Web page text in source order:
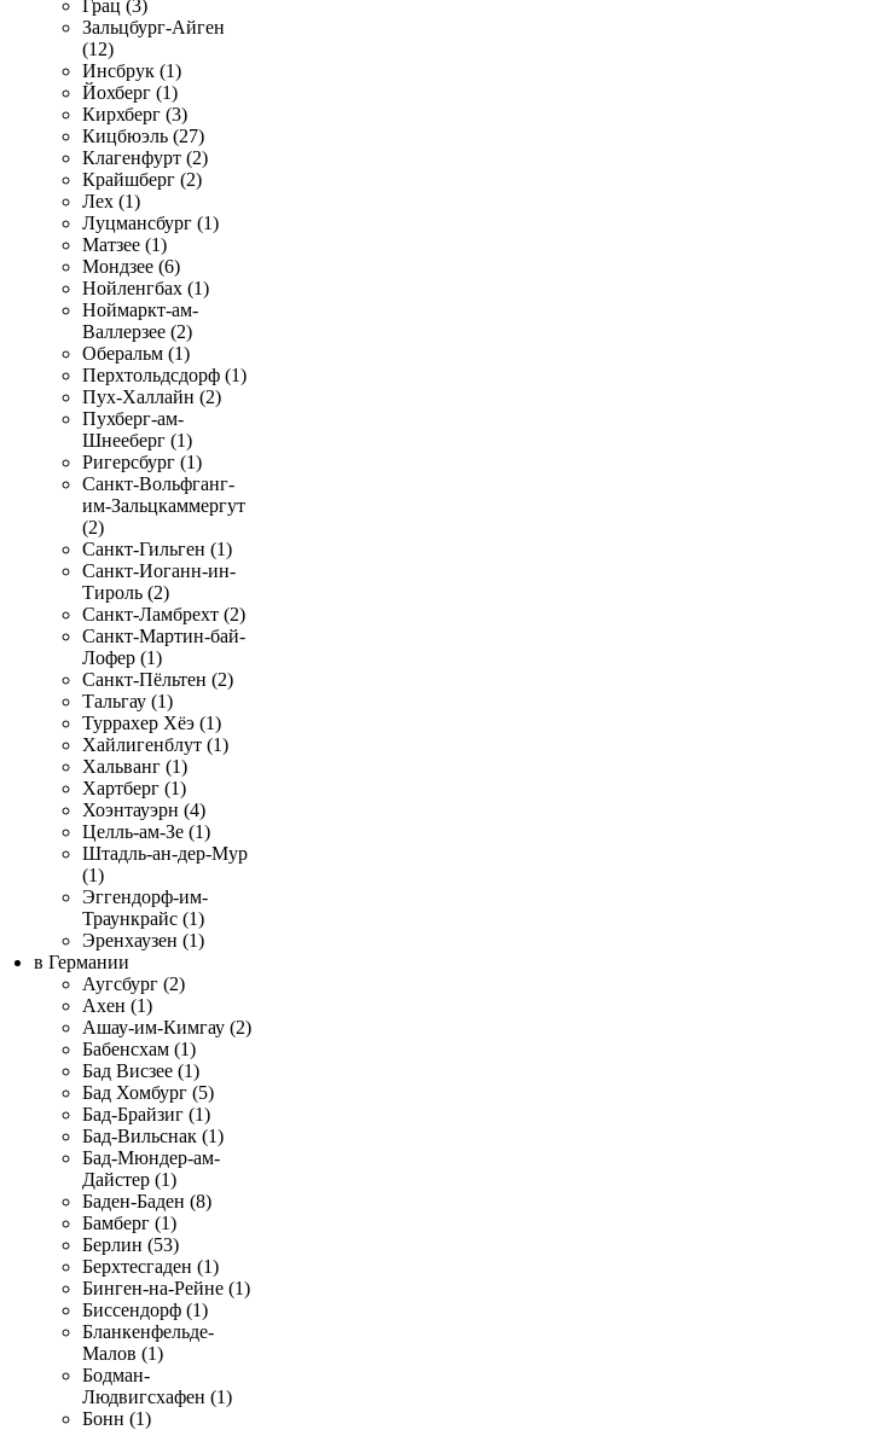
Грац (3)
Зальцбург-Айген
(12)
Инсбрук (1)
Йохберг (1)
Кирхберг (3)
Кицбюэль (27)
Клагенфурт (2)
Крайшберг (2)
Лех (1)
Луцмансбург (1)
Матзее (1)
Мондзее (6)
Нойленгбах (1)
Ноймаркт-ам-
Валлерзее (2)
Оберальм (1)
Перхтольдсдорф (1)
Пух-Халлайн (2)
Пухберг-ам-
Шнееберг (1)
Ригерсбург (1)
Санкт-Вольфганг-
им-Зальцкаммергут
(2)
Санкт-Гильген (1)
Санкт-Иоганн-ин-
Тироль (2)
Санкт-Ламбрехт (2)
Санкт-Мартин-бай-
Лофер (1)
Санкт-Пёльтен (2)
Тальгау (1)
Туррахер Хёэ (1)
Хайлигенблут (1)
Хальванг (1)
Хартберг (1)
Хоэнтауэрн (4)
Целль-ам-Зе (1)
Штадль-ан-дер-Мур
(1)
Эггендорф-им-
Траункрайс (1)
Эренхаузен (1)
в Германии
Аугсбург (2)
Ахен (1)
Ашау-им-Кимгау (2)
Бабенсхам (1)
Бад Висзее (1)
Бад Хомбург (5)
Бад-Брайзиг (1)
Бад-Вильснак (1)
Бад-Мюндер-ам-
Дайстер (1)
Баден-Баден (8)
Бамберг (1)
Берлин (53)
Берхтесгаден (1)
Бинген-на-Рейне (1)
Биссендорф (1)
Бланкенфельде-
Малов (1)
Бодман-
Людвигсхафен (1)
Бонн (1)